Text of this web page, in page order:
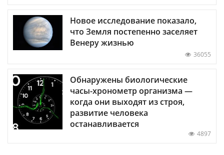
Новое исследование показало,
что Земля постепенно заселяет
Венеру жизнью
36055
Обнаружены биологические
часы-хронометр организма —
когда они выходят из строя,
развитие человека
останавливается
4897